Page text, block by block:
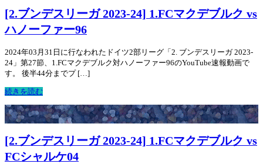
[2.ブンデスリーガ 2023-24] 1.FCマクデブルク vs
ハノーファー96
2024年03月31日に行なわれたドイツ2部リーグ「2. ブンデスリーガ 2023-
24」第27節、1.FCマクデブルク対ハノーファー96のYouTube速報動画で
す。 後半44分までプ […]
続きを読む
[2.ブンデスリーガ 2023-24] 1.FCマクデブルク vs
FCシャルケ04